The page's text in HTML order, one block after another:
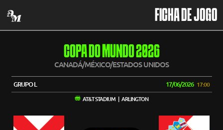
FICHA DE JOGO
COPA DO MUNDO 2026
CANADÁ/MÉXICO/ESTADOS UNIDOS
GRUPO L 17/06/2026 17:00
AT&T STADIUM | ARLINGTON